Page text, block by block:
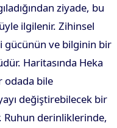
ziyade, bu
ilgilenir. Zihinsel
gücünün ve bilginin bir
Haritasında Heka
odada bile
değiştirebilecek bir
Ruhun derinliklerinde,